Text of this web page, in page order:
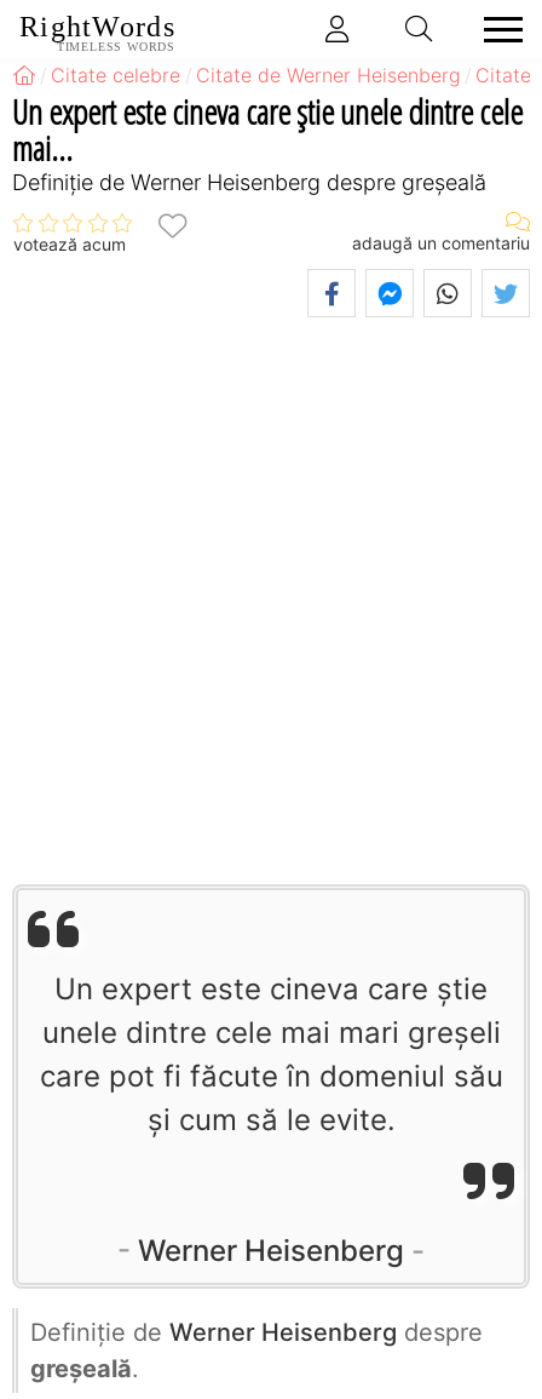
RightWords
TIMELESS WORDS
Citate celebre Citate de Werner Heisenberg Citate
Un expert este cineva care ştie unele dintre cele
mai...
Definiţie de Werner Heisenberg despre greșeală
votează acum adaugă un comentariu
Un expert este cineva care ştie
unele dintre cele mai mari greşeli
care pot fi făcute în domeniul său
şi cum să le evite.
Werner Heisenberg
Definiţie de Werner Heisenberg despre
greșeală.